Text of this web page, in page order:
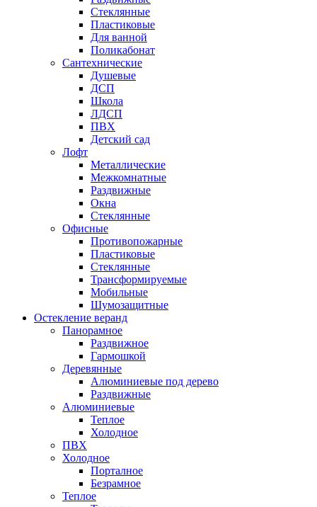
Стеклянные
Пластиковые
Для ванной
Поликабонат
Сантехнические
Душевые
ДСП
Школа
ЛДСП
ПВХ
Детский сад
Лофт
Металлические
Межкомнатные
Раздвижные
Окна
Стеклянные
Офисные
Противопожарные
Пластиковые
Стеклянные
Трансформируемые
Мобильные
Шумозащитные
Остекление веранд
Панорамное
Раздвижное
Гармошкой
Деревянные
Алюминиевые под дерево
Раздвижные
Алюминиевые
Теплое
Холодное
ПВХ
Холодное
Порталное
Безрамное
Теплое